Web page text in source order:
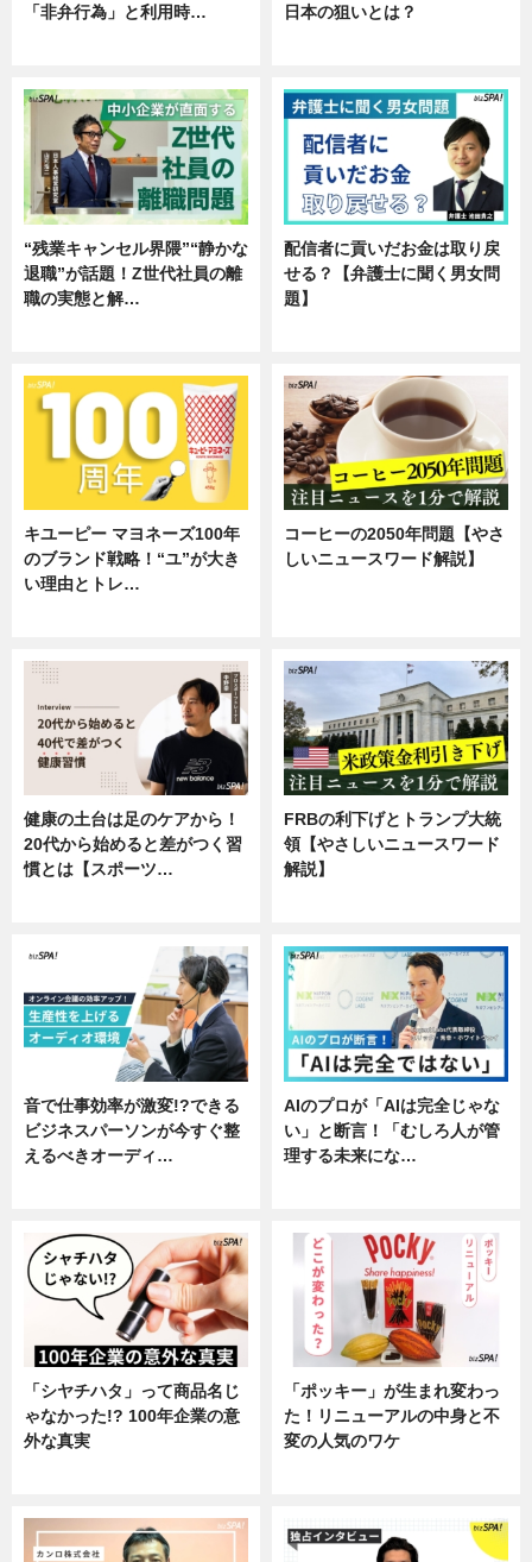
「非弁行為」と利用時…
日本の狙いとは？
“残業キャンセル界隈”“静かな
退職”が話題！Z世代社員の離
職の実態と解…
配信者に貢いだお金は取り戻
せる？【弁護士に聞く男女問
題】
キユーピー マヨネーズ100年
のブランド戦略！“ユ”が大き
い理由とトレ…
コーヒーの2050年問題【やさ
しいニュースワード解説】
健康の土台は足のケアから！
20代から始めると差がつく習
慣とは【スポーツ…
FRBの利下げとトランプ大統
領【やさしいニュースワード
解説】
音で仕事効率が激変!?できる
ビジネスパーソンが今すぐ整
えるべきオーディ…
AIのプロが「AIは完全じゃな
い」と断言！「むしろ人が管
理する未来にな…
「シヤチハタ」って商品名じ
ゃなかった!? 100年企業の意
外な真実
「ポッキー」が生まれ変わっ
た！リニューアルの中身と不
変の人気のワケ